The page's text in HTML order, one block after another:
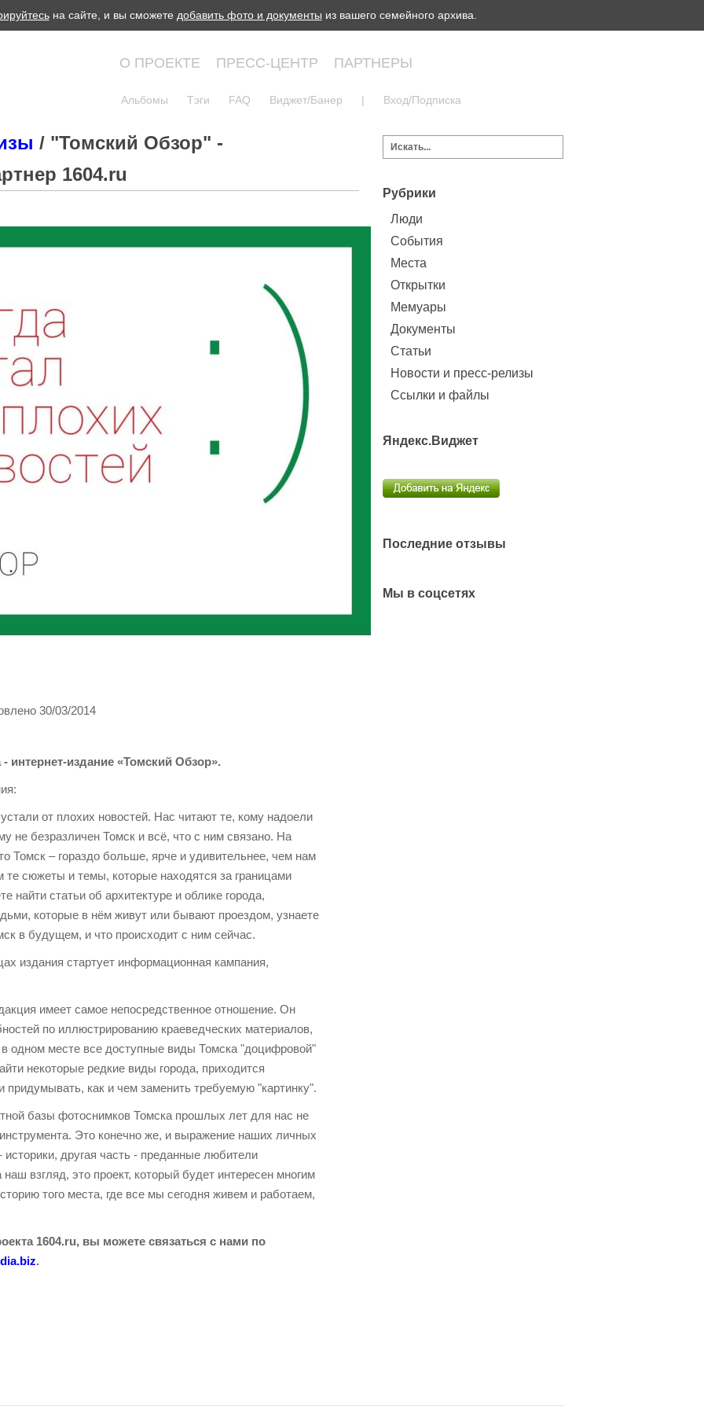
на сайте, и вы сможете добавить фото и документы из вашего семейного архива.
О ПРОЕКТЕ ПРЕСС-ЦЕНТР ПАРТНЕРЫ
Альбомы Тэги FAQ Виджет/Банер | Вход/Подписка
/ "Томский Обзор" -
1604.ru
30/03/2014
интернет-издание «Томский Обзор».
от плохих новостей. Нас читают те, кому надоели
не безразличен Томск и всё, что с ним связано. На
Томск – гораздо больше, ярче и удивительнее, чем нам
сюжеты и темы, которые находятся за границами
найти статьи об архитектуре и облике города,
которые в нём живут или бывают проездом, узнаете
в будущем, и что происходит с ним сейчас.
издания стартует информационная кампания,
имеет самое непосредственное отношение. Он
по иллюстрированию краеведческих материалов,
одном месте все доступные виды Томска "доцифровой"
некоторые редкие виды города, приходится
придумывать, как и чем заменить требуемую "картинку".
базы фотоснимков Томска прошлых лет для нас не
Это конечно же, и выражение наших личных
другая часть - преданные любители
взгляд, это проект, который будет интересен многим
того места, где все мы сегодня живем и работаем,
1604.ru, вы можете связаться с нами по
.
Рубрики
Люди
События
Места
Открытки
Мемуары
Документы
Статьи
Новости и пресс-релизы
Ссылки и файлы
Яндекс.Виджет
Последние отзывы
Мы в соцсетях